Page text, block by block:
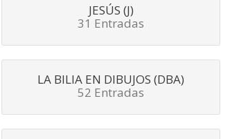
JESÚS (J)
31 Entradas
LA BILIA EN DIBUJOS (DBA)
52 Entradas